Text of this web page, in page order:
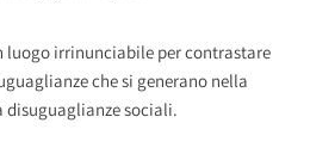
luogo irrinunciabile per contrastare
che si generano nella
disuguaglianze sociali.